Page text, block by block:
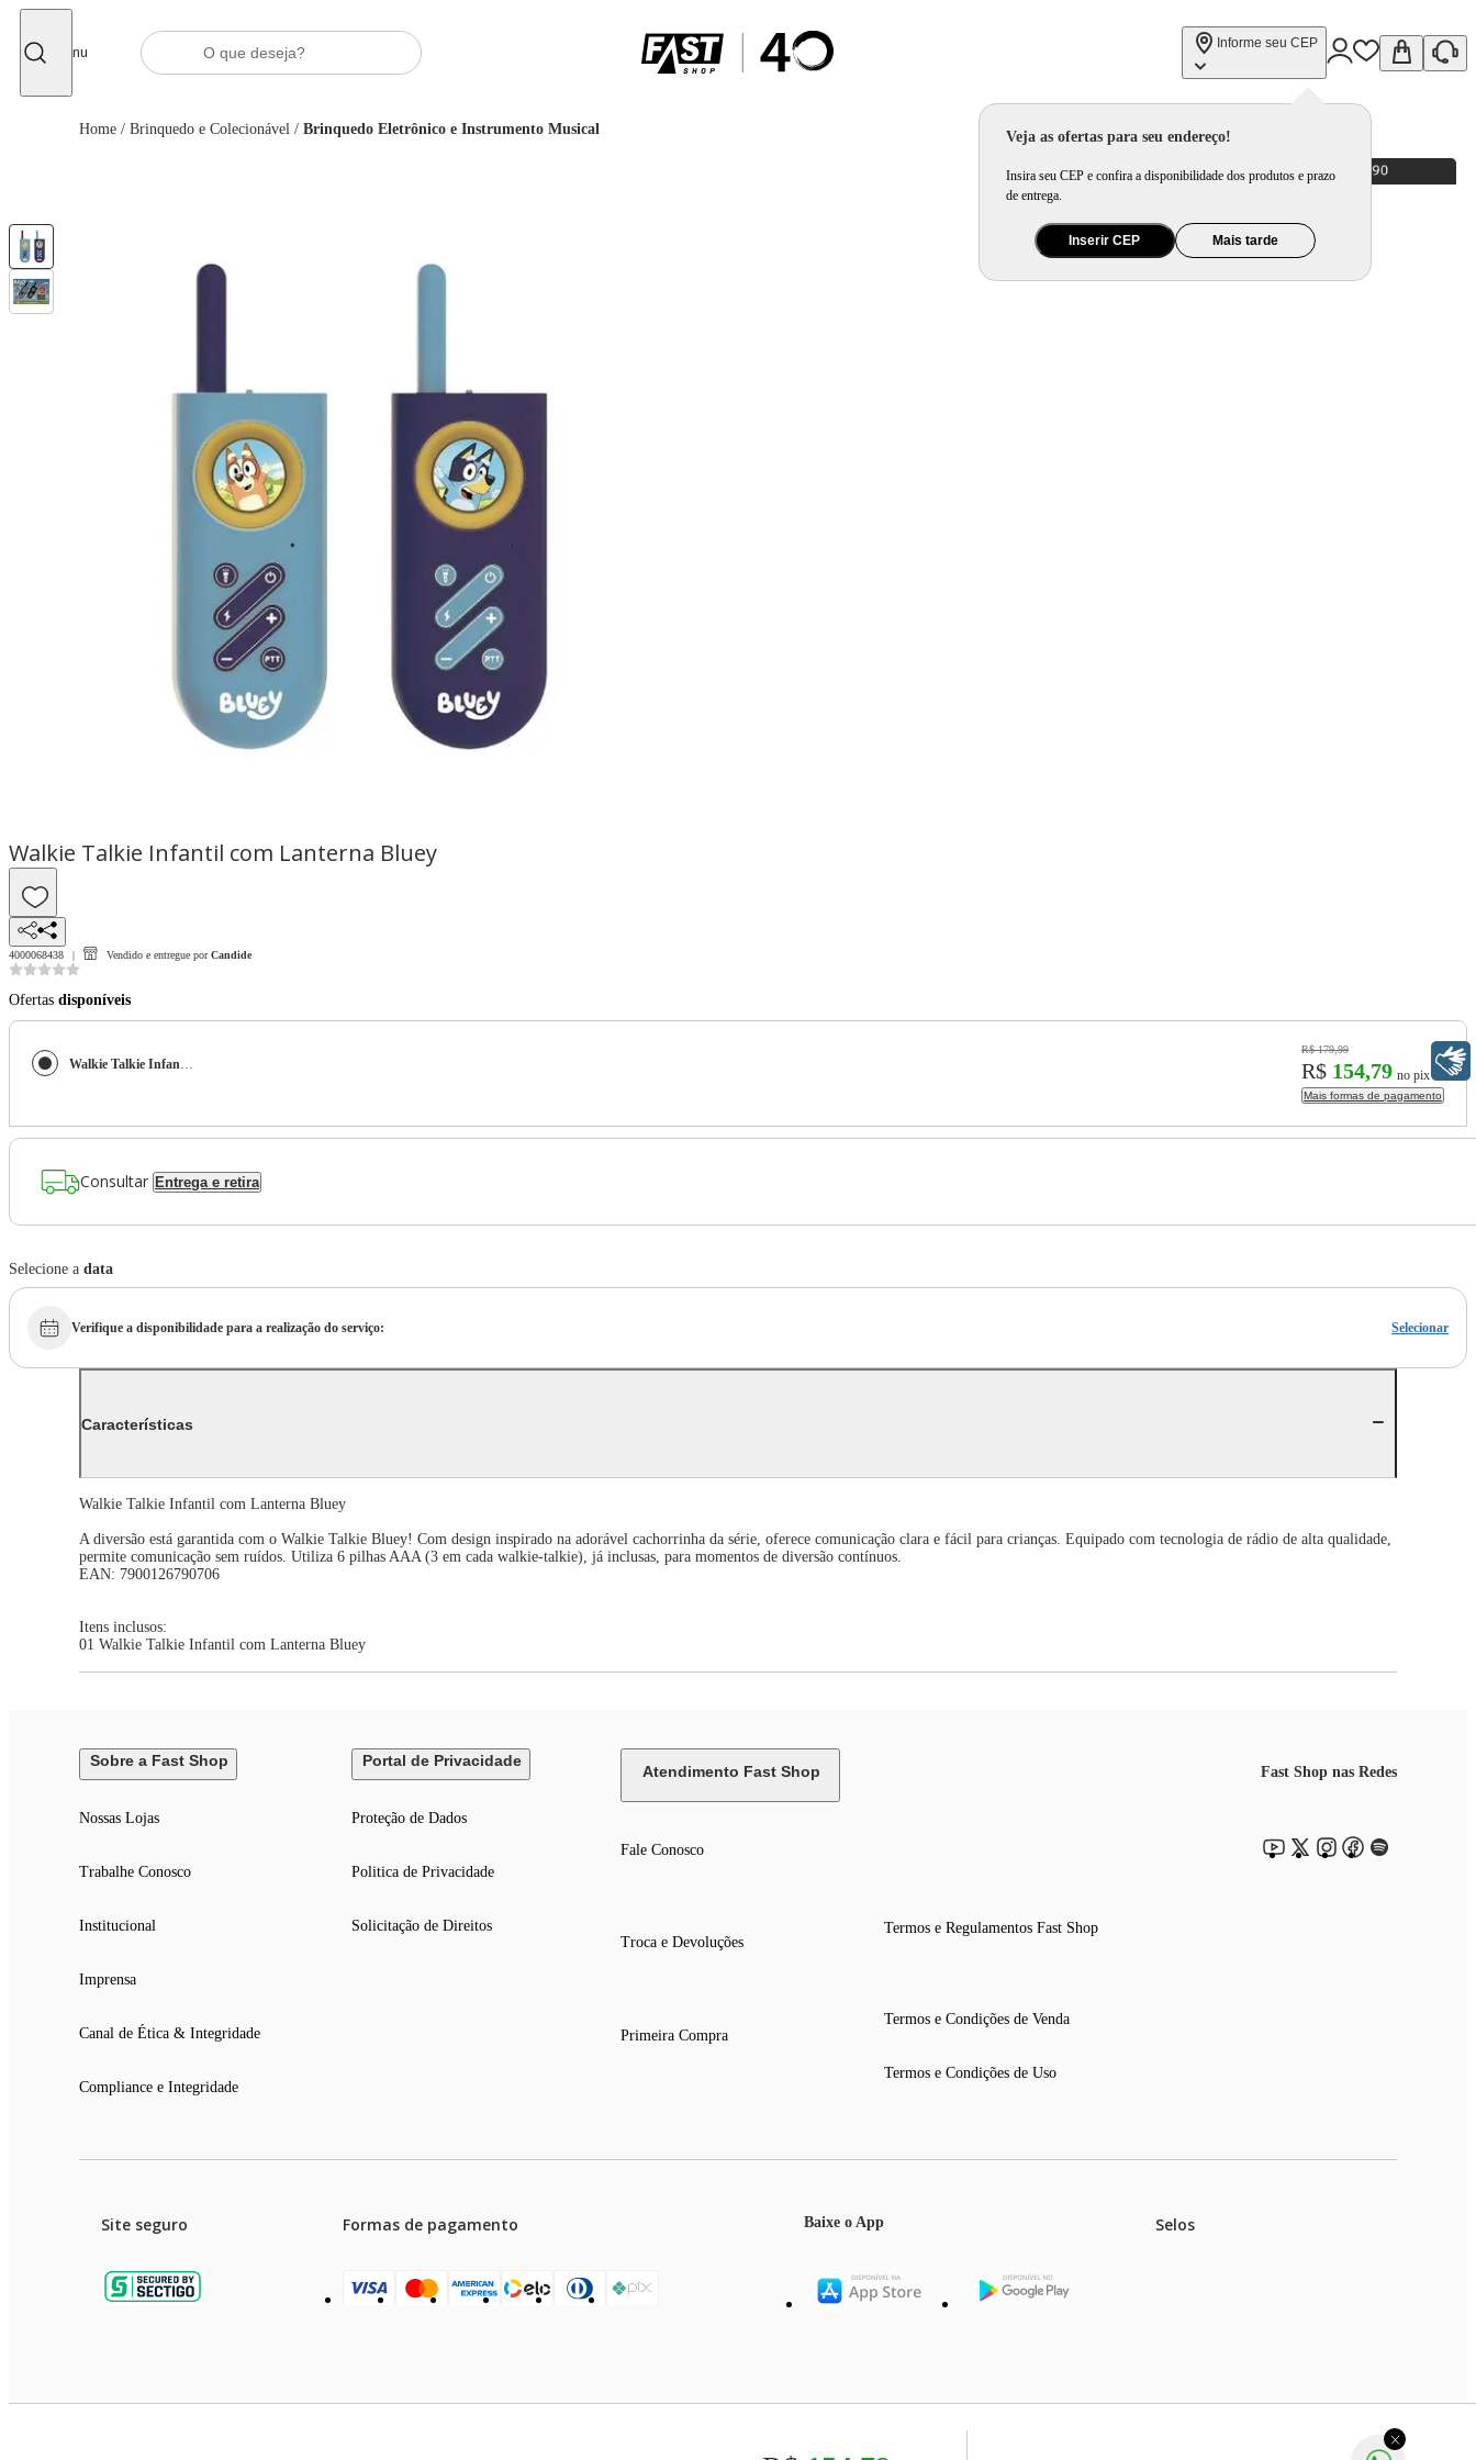
Menu
Informe seu CEP
Veja as ofertas para seu endereço!
Insira seu CEP e confira a disponibilidade dos produtos e prazo
de entrega.
Inserir CEP Mais tarde
Home / Brinquedo e Colecionável / Brinquedo Eletrônico e Instrumento Musical
Walkie Talkie Infantil com Lanterna Bluey
4000068438 Vendido e entregue por Candide
Ofertas disponíveis
Walkie Talkie Infantil com Lanterna Bluey
R$ 179,99
R$ 154,79 no pix
Mais formas de pagamento
Consultar Entrega e retira
Selecione a data
Verifique a disponibilidade para a realização do serviço: Selecionar
Características
Walkie Talkie Infantil com Lanterna Bluey
A diversão está garantida com o Walkie Talkie Bluey! Com design inspirado na adorável cachorrinha da série, oferece comunicação clara e fácil para crianças. Equipado com tecnologia de rádio de alta qualidade,
permite comunicação sem ruídos. Utiliza 6 pilhas AAA (3 em cada walkie-talkie), já inclusas, para momentos de diversão contínuos.
EAN: 7900126790706
Itens inclusos:
01 Walkie Talkie Infantil com Lanterna Bluey
Sobre a Fast Shop
Nossas Lojas
Trabalhe Conosco
Institucional
Imprensa
Canal de Ética & Integridade
Compliance e Integridade
Portal de Privacidade
Proteção de Dados
Politica de Privacidade
Solicitação de Direitos
Atendimento Fast Shop
Fale Conosco
Troca e Devoluções
Primeira Compra
Termos e Regulamentos Fast Shop
Termos e Condições de Venda
Termos e Condições de Uso
Fast Shop nas Redes
Site seguro Formas de pagamento Baixe o App Selos
Preços e condições de pagamento válidos exclusivamente para compras efetuadas no site, podendo diferir na rede de lojas físicas.
Libras